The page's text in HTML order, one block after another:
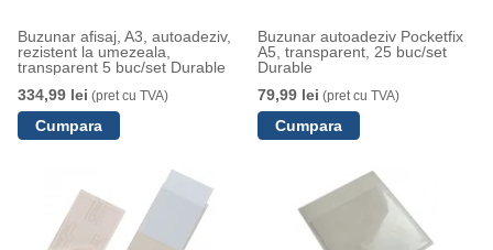
Buzunar afisaj, A3, autoadeziv,
rezistent la umezeala,
transparent 5 buc/set Durable
334,99 lei (pret cu TVA)
Buzunar autoadeziv Pocketfix
A5, transparent, 25 buc/set
Durable
79,99 lei (pret cu TVA)